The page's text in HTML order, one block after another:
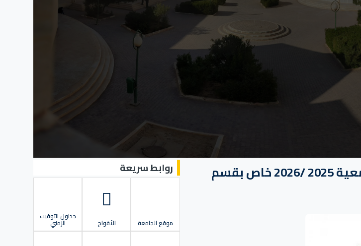
تحديث الجداول الزمنية للسداسي الثاني للسنة الجامعية 2025 /2026 خاص بقسم روابط سريعة
موقع الجامعة الأفواج
جداول التوقيت
الزمني